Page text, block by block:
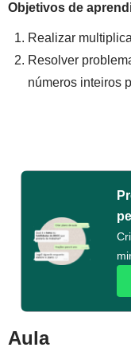
Objetivos de
Realizar
Resolver
números inteiros
Aula